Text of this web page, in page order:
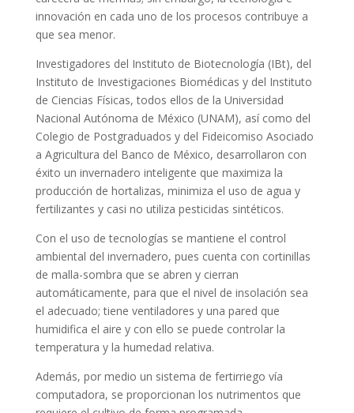
innovación en cada uno de los procesos contribuye a
que sea menor.
Investigadores del Instituto de Biotecnología (IBt), del
Instituto de Investigaciones Biomédicas y del Instituto
de Ciencias Físicas, todos ellos de la Universidad
Nacional Autónoma de México (UNAM), así como del
Colegio de Postgraduados y del Fideicomiso Asociado
a Agricultura del Banco de México, desarrollaron con
éxito un invernadero inteligente que maximiza la
producción de hortalizas, minimiza el uso de agua y
fertilizantes y casi no utiliza pesticidas sintéticos.
Con el uso de tecnologías se mantiene el control
ambiental del invernadero, pues cuenta con cortinillas
de malla-sombra que se abren y cierran
automáticamente, para que el nivel de insolación sea
el adecuado; tiene ventiladores y una pared que
humidifica el aire y con ello se puede controlar la
temperatura y la humedad relativa.
Además, por medio un sistema de fertirriego vía
computadora, se proporcionan los nutrimentos que